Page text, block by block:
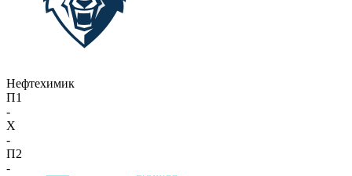
Нефтехимик
П1
-
X
-
П2
-